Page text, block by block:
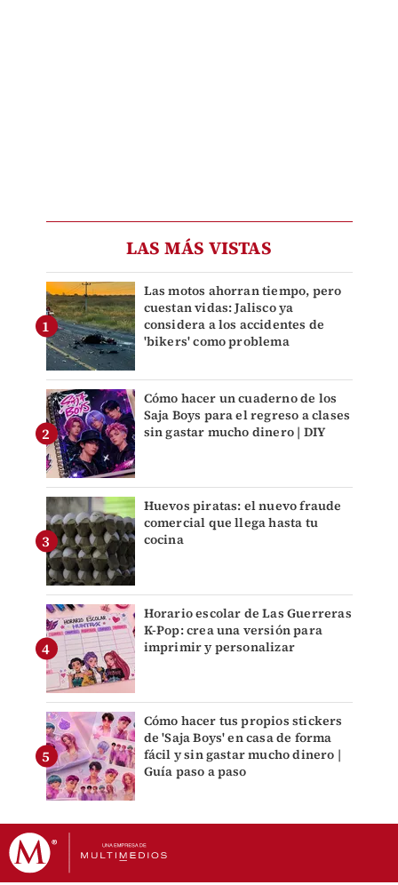
LAS MÁS VISTAS
Las motos ahorran tiempo, pero
cuestan vidas: Jalisco ya
considera a los accidentes de
'bikers' como problema
Cómo hacer un cuaderno de los
Saja Boys para el regreso a clases
sin gastar mucho dinero | DIY
Huevos piratas: el nuevo fraude
comercial que llega hasta tu
cocina
Horario escolar de Las Guerreras
K-Pop: crea una versión para
imprimir y personalizar
Cómo hacer tus propios stickers
de 'Saja Boys' en casa de forma
fácil y sin gastar mucho dinero |
Guía paso a paso